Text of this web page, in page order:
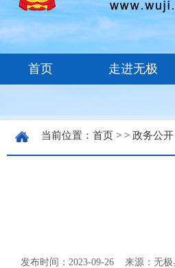
当前位置： 首页 > > 政务公开
发布时间：2023-09-26 来源：无